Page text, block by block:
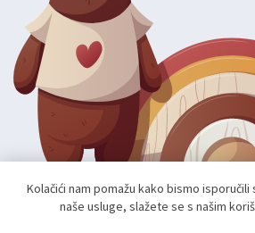
Kolačići nam pomažu kako bismo
naše usluge, slažete se s našim